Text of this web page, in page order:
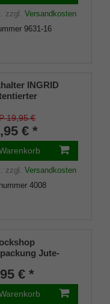
zzgl. Versandkosten
9631-16
INGRID
19,95 €
€ *
zzgl. Versandkosten
4008
Jute-
€ *